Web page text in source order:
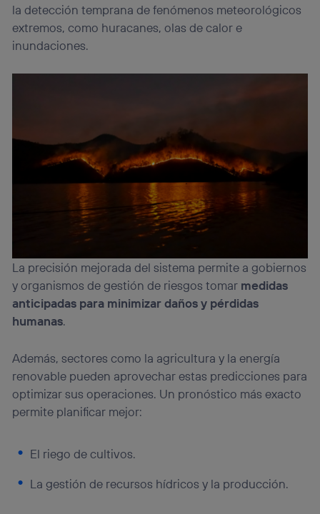
la detección temprana de fenómenos meteorológicos
extremos, como huracanes, olas de calor e
inundaciones.
La precisión mejorada del sistema permite a gobiernos
y organismos de gestión de riesgos tomar medidas
anticipadas para minimizar daños y pérdidas
humanas.
Además, sectores como la agricultura y la energía
renovable pueden aprovechar estas predicciones para
optimizar sus operaciones. Un pronóstico más exacto
permite planificar mejor:
El riego de cultivos.
La gestión de recursos hídricos y la producción.